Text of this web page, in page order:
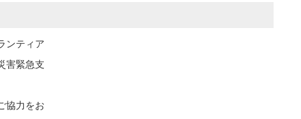
ンティア
害緊急支
協力をお